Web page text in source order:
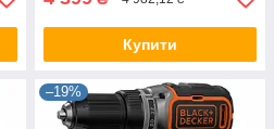
Купити
–19%